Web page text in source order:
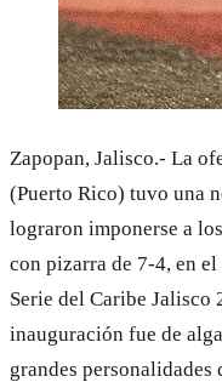
Zapopan, Jalisco.- La
(Puerto Rico) tuvo una
lograron imponerse a
con pizarra de 7-4, en
Serie del Caribe Jalisco
inauguración fue de
grandes